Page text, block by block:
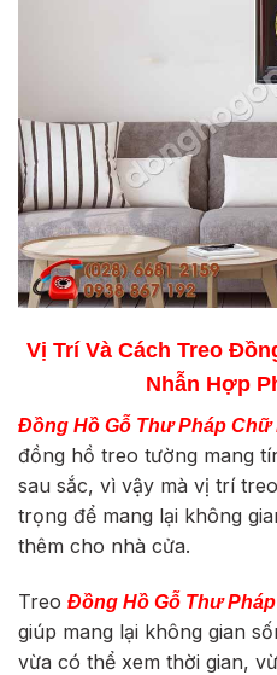
Vị Trí Và Cách Treo
Nhẫn Hợp
Đồng Hồ Gỗ Thư Pháp Chữ
đồng hồ treo tường mang
sau sắc, vì vậy mà vị trí
trọng để mang lại không
thêm cho nhà cửa.
Treo Đồng Hồ Gỗ Thư
giúp mang lại không gian
vừa có thể xem thời gian,